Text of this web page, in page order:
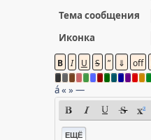
Тема сообщения
Иконка
á« »—
ЕЩЁ